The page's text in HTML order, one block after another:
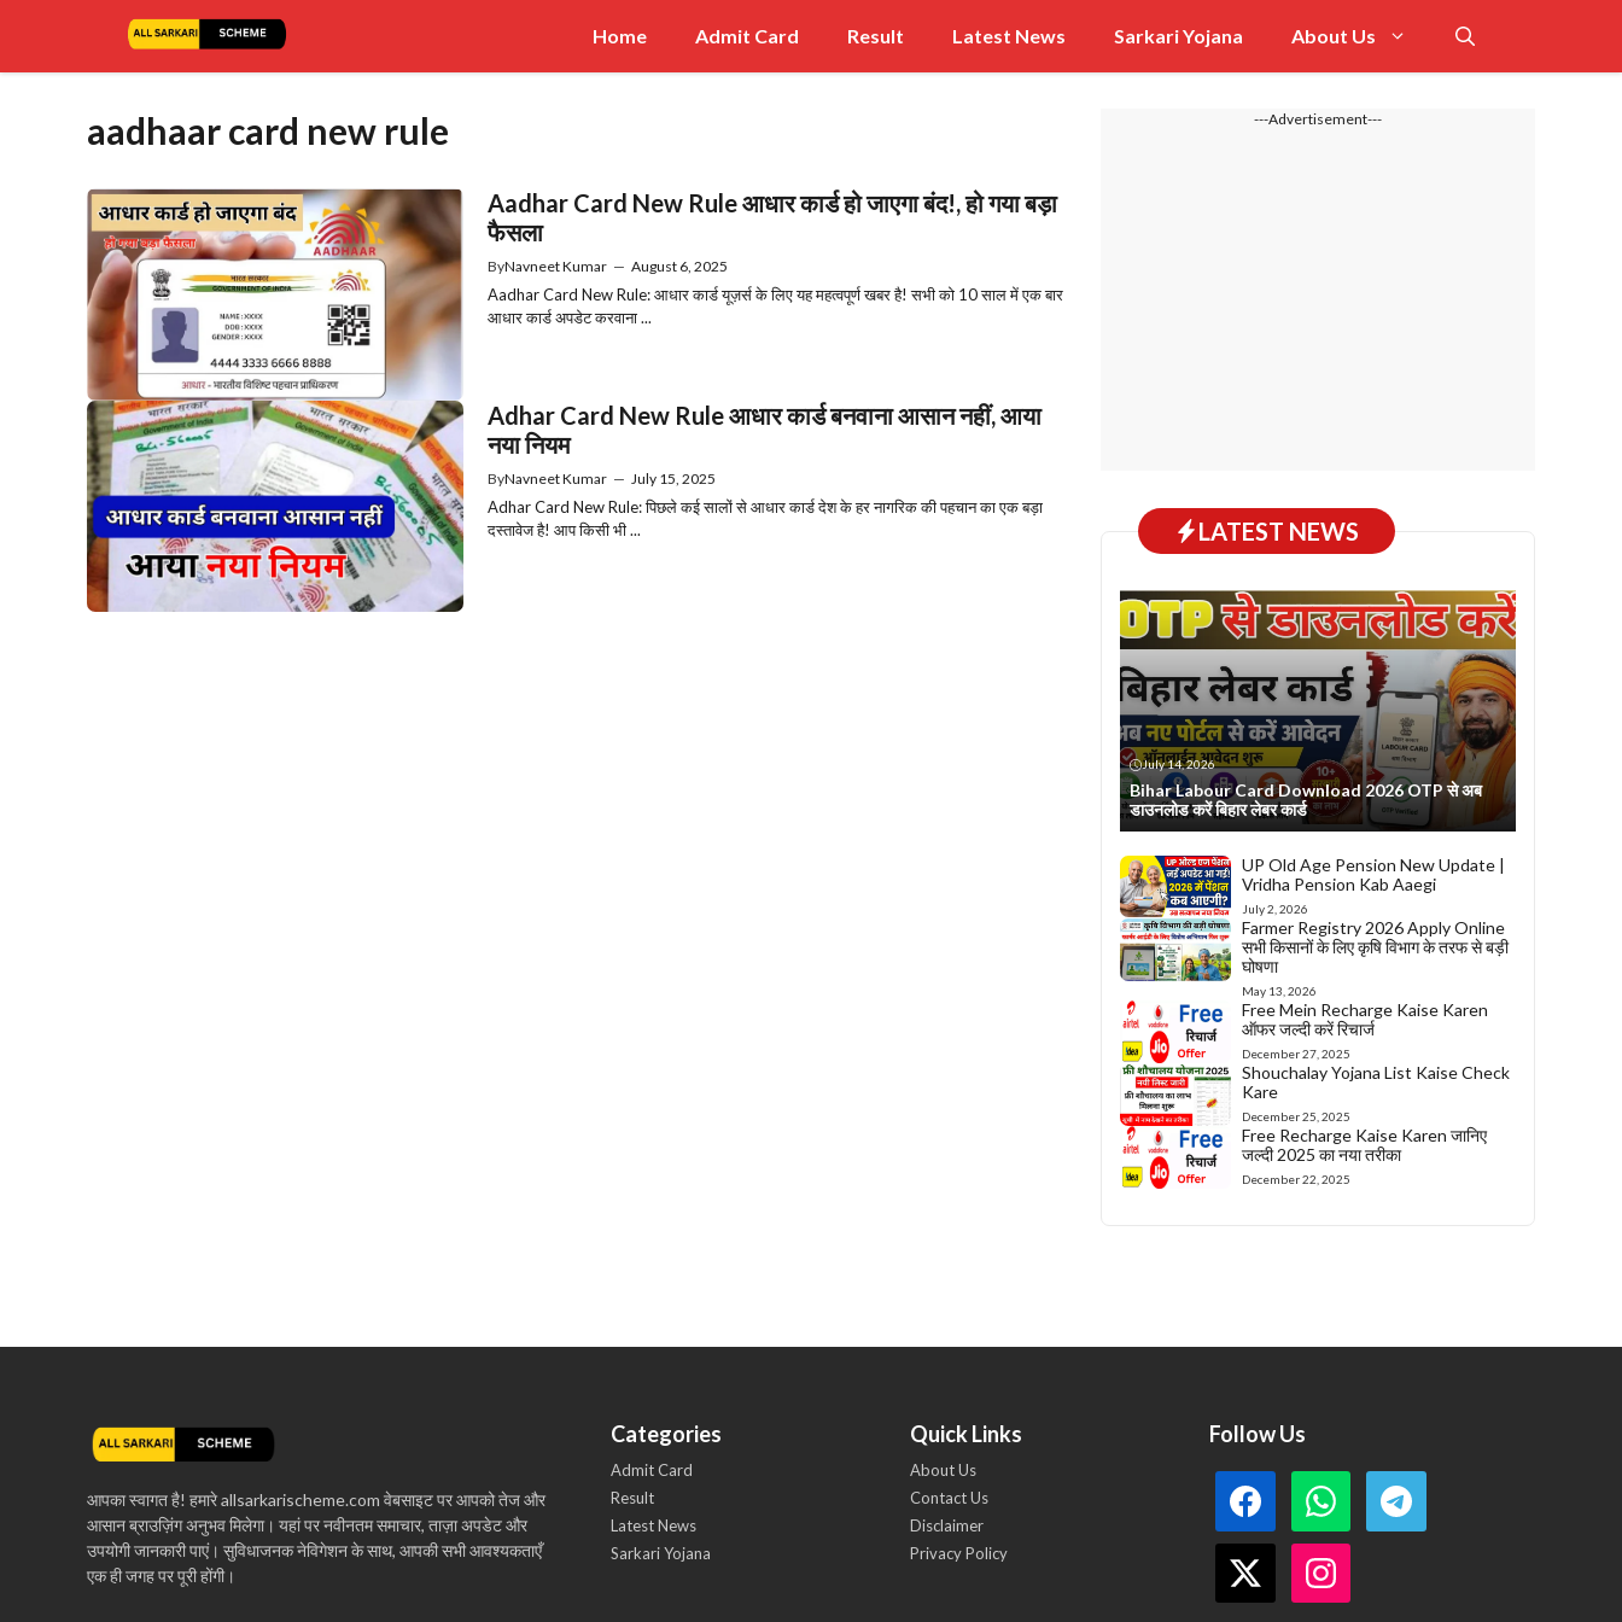
content
Home Admit Card Result Latest News Sarkari Yojana About Us
aadhaar card new rule
Aadhar Card New Rule आधार कार्ड हो जाएगा बंद!, हो गया बड़ा
फैसला
ByNavneet Kumar — August 6, 2025
Aadhar Card New Rule: आधार कार्ड यूज़र्स के लिए यह महत्वपूर्ण खबर है! सभी को 10 साल में एक बार
आधार कार्ड अपडेट करवाना ...
Adhar Card New Rule आधार कार्ड बनवाना आसान नहीं, आया
नया नियम
ByNavneet Kumar — July 15, 2025
Adhar Card New Rule: पिछले कई सालों से आधार कार्ड देश के हर नागरिक की पहचान का एक बड़ा
दस्तावेज है! आप किसी भी ...
---Advertisement---
LATEST NEWS
July 14, 2026
Bihar Labour Card Download 2026 OTP से अब
डाउनलोड करें बिहार लेबर कार्ड
UP Old Age Pension New Update |
Vridha Pension Kab Aaegi
July 2, 2026
Farmer Registry 2026 Apply Online
सभी किसानों के लिए कृषि विभाग के तरफ से बड़ी
घोषणा
May 13, 2026
Free Mein Recharge Kaise Karen
ऑफर जल्दी करें रिचार्ज
December 27, 2025
Shouchalay Yojana List Kaise Check
Kare
December 25, 2025
Free Recharge Kaise Karen जानिए
जल्दी 2025 का नया तरीका
December 22, 2025
आपका स्वागत है! हमारे allsarkarischeme.com वेबसाइट पर आपको तेज और
आसान ब्राउज़िंग अनुभव मिलेगा। यहां पर नवीनतम समाचार, ताज़ा अपडेट और
उपयोगी जानकारी पाएं। सुविधाजनक नेविगेशन के साथ, आपकी सभी आवश्यकताएँ
एक ही जगह पर पूरी होंगी।
Categories
Admit Card
Result
Latest News
Sarkari Yojana
Quick Links
About Us
Contact Us
Disclaimer
Privacy Policy
Follow Us